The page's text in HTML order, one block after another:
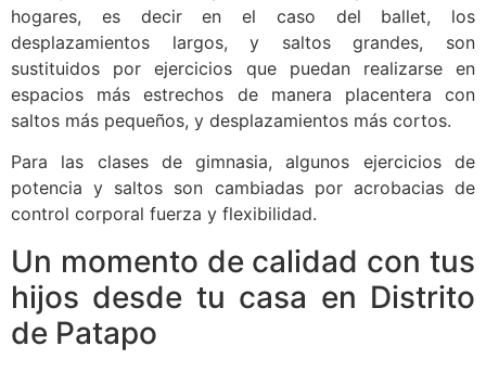
hogares, es decir en el caso del ballet, los
desplazamientos largos, y saltos grandes, son
sustituidos por ejercicios que puedan realizarse en
espacios más estrechos de manera placentera con
saltos más pequeños, y desplazamientos más cortos.
Para las clases de gimnasia, algunos ejercicios de
potencia y saltos son cambiadas por acrobacias de
control corporal fuerza y flexibilidad.
Un momento de calidad con tus
hijos desde tu casa en Distrito
de Patapo